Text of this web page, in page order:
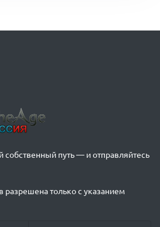
собственный путь — и отправляйтесь
разрешена только с указанием